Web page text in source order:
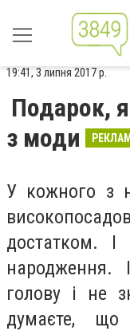
19:41, 3 липня 2017 р.
Подарок,
з моди
У кожного з
достатком.
голову і не
думаєте, що